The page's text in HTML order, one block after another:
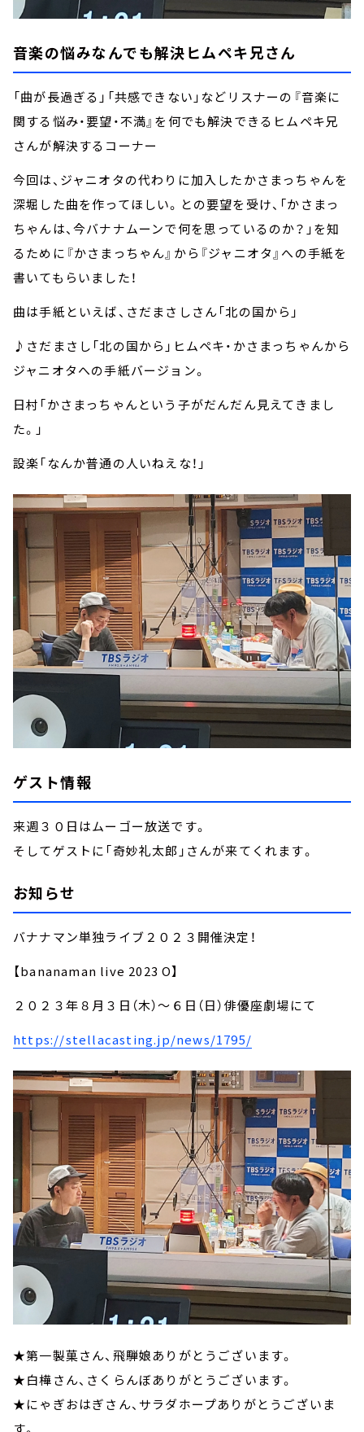
音楽の悩みなんでも解決ヒムペキ兄さん
「曲が長過ぎる」「共感できない」などリスナーの『音楽に
関する悩み・要望・不満』を何でも解決できるヒムペキ兄
さんが解決するコーナー
今回は、ジャニオタの代わりに加入したかさまっちゃんを
深堀した曲を作ってほしい。との要望を受け、「かさまっ
ちゃんは、今バナナムーンで何を思っているのか？」を知
るために『かさまっちゃん』から『ジャニオタ』への手紙を
書いてもらいました！
曲は手紙といえば、さだまさしさん「北の国から」
♪さだまさし「北の国から」ヒムペキ・かさまっちゃんから
ジャニオタへの手紙バージョン。
日村「かさまっちゃんという子がだんだん見えてきまし
た。」
設楽「なんか普通の人いねえな！」
ゲスト情報
来週３０日はムーゴー放送です。
そしてゲストに「奇妙礼太郎」さんが来てくれます。
お知らせ
バナナマン単独ライブ２０２３開催決定！
【bananaman live 2023 O】
２０２３年８月３日（木）～６日（日）俳優座劇場にて
https://stellacasting.jp/news/1795/
★第一製菓さん、飛騨娘ありがとうございます。
★白樺さん、さくらんぼありがとうございます。
★にゃぎおはぎさん、サラダホープありがとうございま
す。